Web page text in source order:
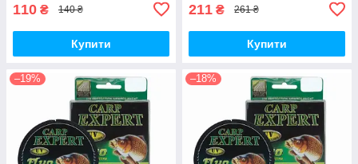
110 ₴ 140 ₴
Купити
211 ₴ 261 ₴
Купити
–19% –18%